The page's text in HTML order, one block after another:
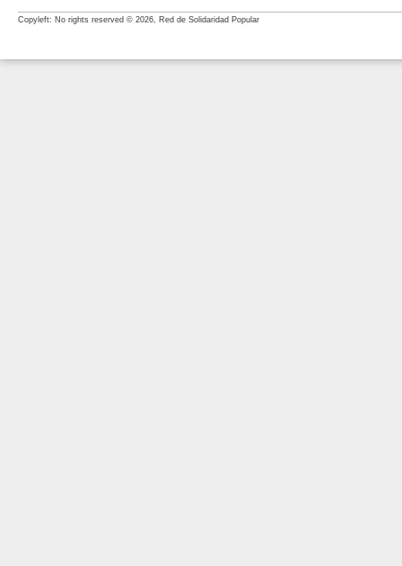
Copyleft: No rights reserved © 2026, Red de Solidaridad Popular